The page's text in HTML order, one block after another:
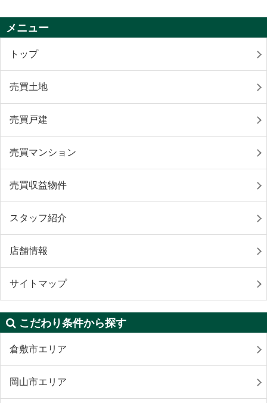
メニュー
トップ
売買土地
売買戸建
売買マンション
売買収益物件
スタッフ紹介
店舗情報
サイトマップ
こだわり条件から探す
倉敷市エリア
岡山市エリア